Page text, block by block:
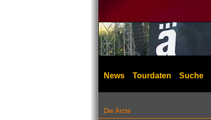
News Tourdaten Suche
Die Ärzte